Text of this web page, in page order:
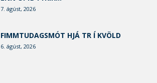
7. ágúst, 2026
FIMMTUDAGSMÓT HJÁ TR Í KVÖLD
6. ágúst, 2026